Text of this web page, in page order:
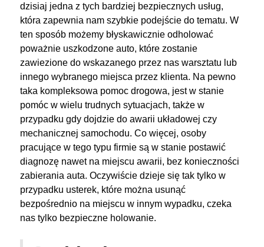
dzisiaj jedna z tych bardziej bezpiecznych usług,
która zapewnia nam szybkie podejście do tematu. W
ten sposób możemy błyskawicznie odholować
poważnie uszkodzone auto, które zostanie
zawiezione do wskazanego przez nas warsztatu lub
innego wybranego miejsca przez klienta. Na pewno
taka kompleksowa pomoc drogowa, jest w stanie
pomóc w wielu trudnych sytuacjach, także w
przypadku gdy dojdzie do awarii układowej czy
mechanicznej samochodu. Co więcej, osoby
pracujące w tego typu firmie są w stanie postawić
diagnozę nawet na miejscu awarii, bez konieczności
zabierania auta. Oczywiście dzieje się tak tylko w
przypadku usterek, które można usunąć
bezpośrednio na miejscu w innym wypadku, czeka
nas tylko bezpieczne holowanie.